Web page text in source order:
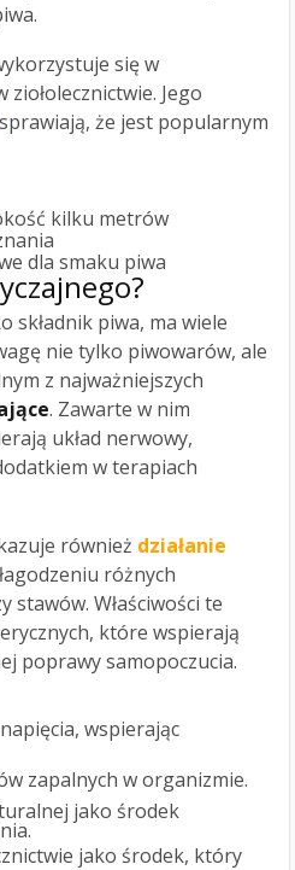
się w
Jego
sprawiają, że jest popularnym
kilku metrów
dla smaku piwa
składnik piwa, ma wiele
nie tylko piwowarów, ale
z najważniejszych
. Zawarte w nim
układ nerwowy,
w terapiach
również działanie
różnych
stawów. Właściwości te
które wspierają
poprawy samopoczucia.
wspierając
zapalnych w organizmie.
jako środek
jako środek, który